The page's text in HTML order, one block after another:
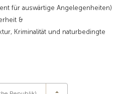
für auswärtige Angelegenheiten)
&
Kriminalität und naturbedingte